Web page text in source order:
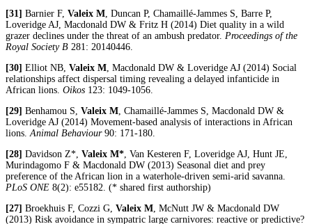
[31] Barnier F, Valeix M , Duncan P, Chamaillé-Jammes S, Barre P,
Loveridge AJ, Macdonald DW & Fritz H (2014) Diet quality in a wild
grazer declines under the threat of an ambush predator. Proceedings of the
Royal Society B 281: 20140446.
[30] Elliot NB, Valeix M , Macdonald DW & Loveridge AJ (2014) Social
relationships affect dispersal timing revealing a delayed infanticide in
African lions. Oikos 123: 1049-1056.
[29] Benhamou S, Valeix M , Chamaillé-Jammes S, Macdonald DW &
Loveridge AJ (2014) Movement-based analysis of interactions in African
lions. Animal Behaviour90: 171-180.
[28] Davidson Z*, Valeix M* , Van Kesteren F, Loveridge AJ, Hunt JE,
Murindagomo F & Macdonald DW (2013) Seasonal diet and prey
preference of the African lion in a waterhole-driven semi-arid savanna.
PLoS ONE 8(2): e55182. (* shared first authorship)
[27] Broekhuis F, Cozzi G, Valeix M , McNutt JW & Macdonald DW
(2013) Risk avoidance in sympatric large carnivores: reactive or predictive?